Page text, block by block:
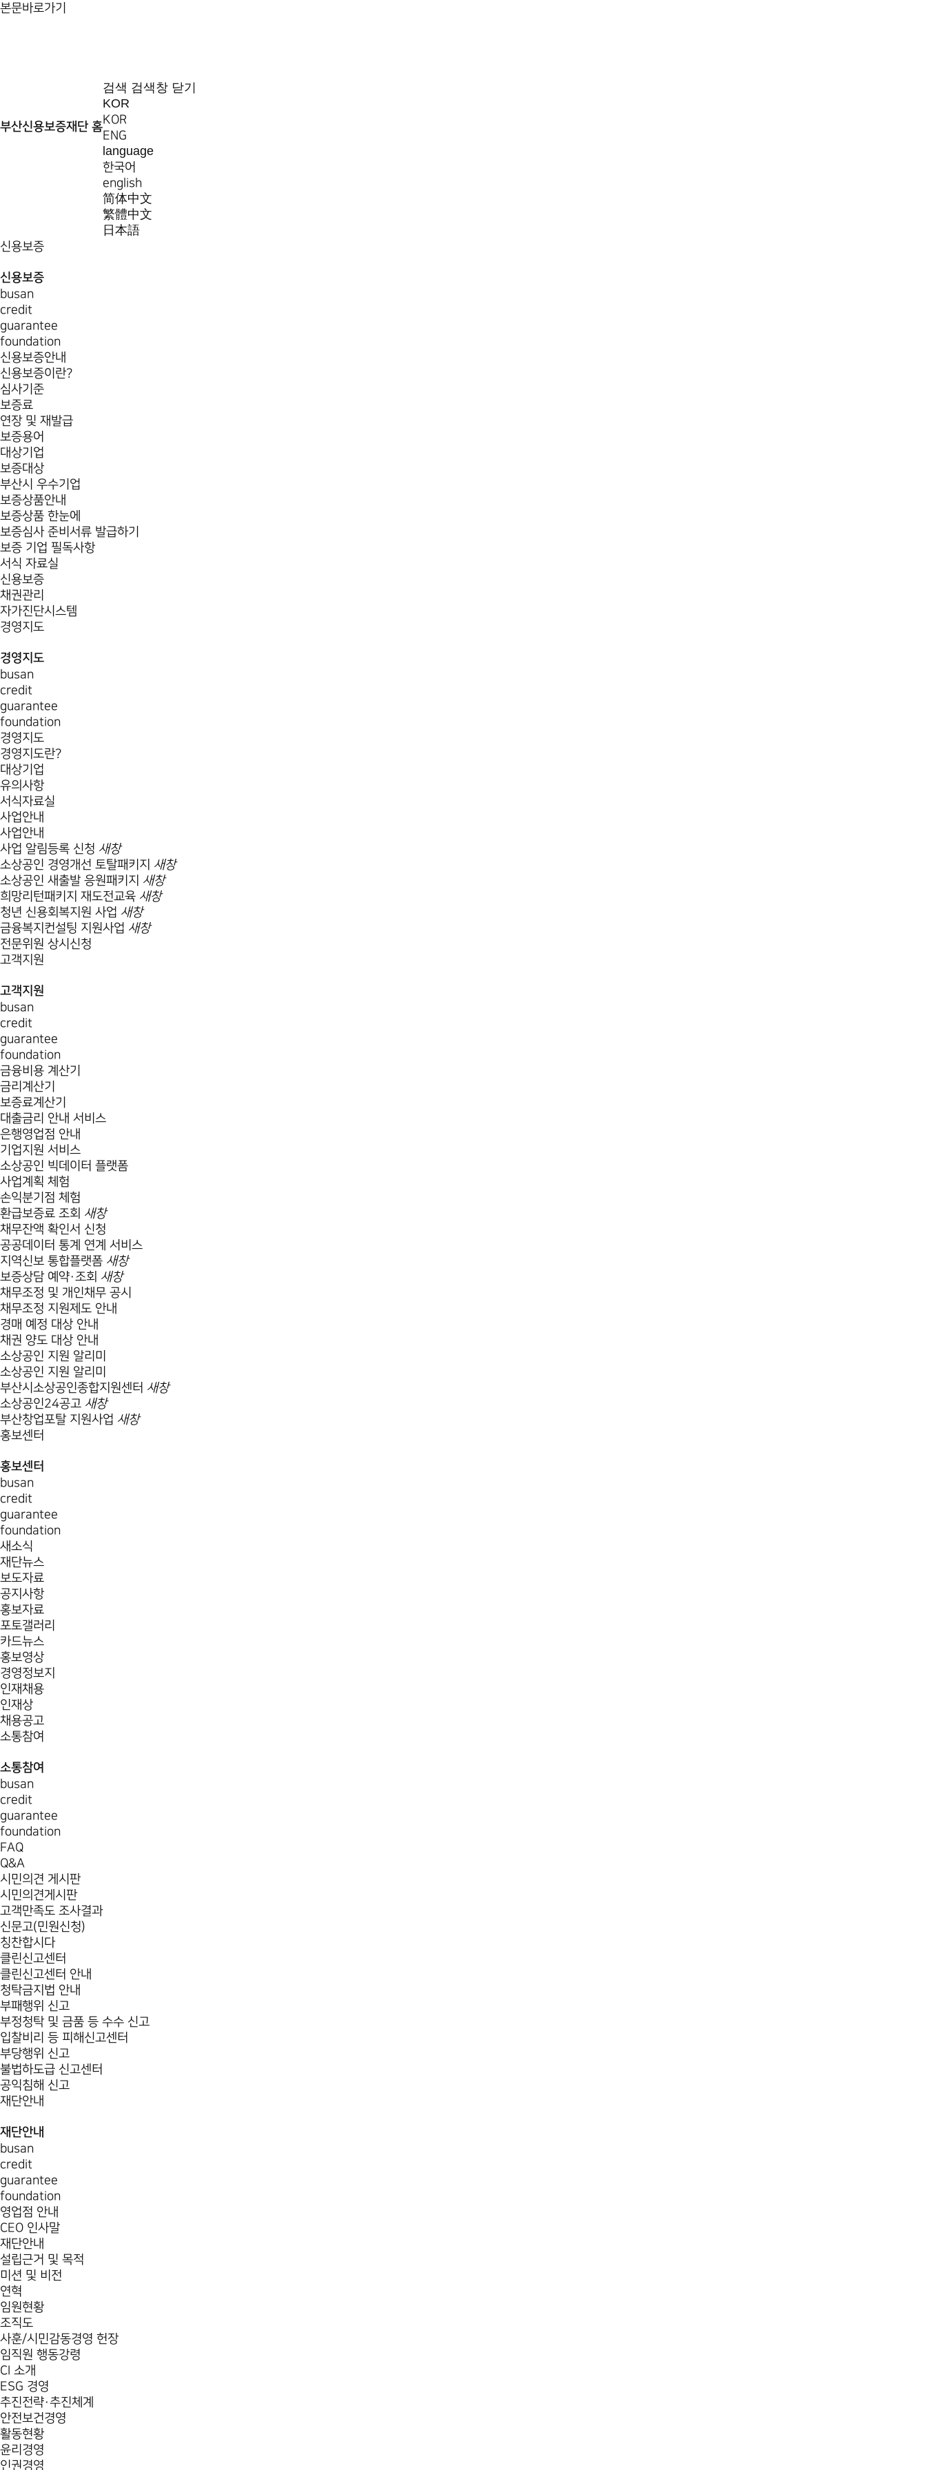
본문바로가기
부산신용보증재단 홈
검색 검색창 닫기
KOR
KOR
ENG
language
한국어
english
简体中文
繁體中文
日本語
신용보증
신용보증
busan
credit
guarantee
foundation
신용보증안내
신용보증이란?
심사기준
보증료
연장 및 재발급
보증용어
대상기업
보증대상
부산시 우수기업
보증상품안내
보증상품 한눈에
보증심사 준비서류 발급하기
보증 기업 필독사항
서식 자료실
신용보증
채권관리
자가진단시스템
경영지도
경영지도
busan
credit
guarantee
foundation
경영지도
경영지도란?
대상기업
유의사항
서식자료실
사업안내
사업안내
사업 알림등록 신청 새창
소상공인 경영개선 토탈패키지 새창
소상공인 새출발 응원패키지 새창
희망리턴패키지 재도전교육 새창
청년 신용회복지원 사업 새창
금융복지컨설팅 지원사업 새창
전문위원 상시신청
고객지원
고객지원
busan
credit
guarantee
foundation
금융비용 계산기
금리계산기
보증료계산기
대출금리 안내 서비스
은행영업점 안내
기업지원 서비스
소상공인 빅데이터 플랫폼
사업계획 체험
손익분기점 체험
환급보증료 조회 새창
채무잔액 확인서 신청
공공데이터 통계 연계 서비스
지역신보 통합플랫폼 새창
보증상담 예약·조회 새창
채무조정 및 개인채무 공시
채무조정 지원제도 안내
경매 예정 대상 안내
채권 양도 대상 안내
소상공인 지원 알리미
소상공인 지원 알리미
부산시소상공인종합지원센터 새창
소상공인24공고 새창
부산창업포탈 지원사업 새창
홍보센터
홍보센터
busan
credit
guarantee
foundation
새소식
재단뉴스
보도자료
공지사항
홍보자료
포토갤러리
카드뉴스
홍보영상
경영정보지
인재채용
인재상
채용공고
소통참여
소통참여
busan
credit
guarantee
foundation
FAQ
Q&A
시민의견 게시판
시민의견게시판
고객만족도 조사결과
신문고(민원신청)
칭찬합시다
클린신고센터
클린신고센터 안내
청탁금지법 안내
부패행위 신고
부정청탁 및 금품 등 수수 신고
입찰비리 등 피해신고센터
부당행위 신고
불법하도급 신고센터
공익침해 신고
재단안내
재단안내
busan
credit
guarantee
foundation
영업점 안내
CEO 인사말
재단안내
설립근거 및 목적
미션 및 비전
연혁
임원현황
조직도
사훈/시민감동경영 헌장
임직원 행동강령
CI 소개
ESG 경영
추진전략·추진체계
안전보건경영
활동현황
윤리경영
인권경영